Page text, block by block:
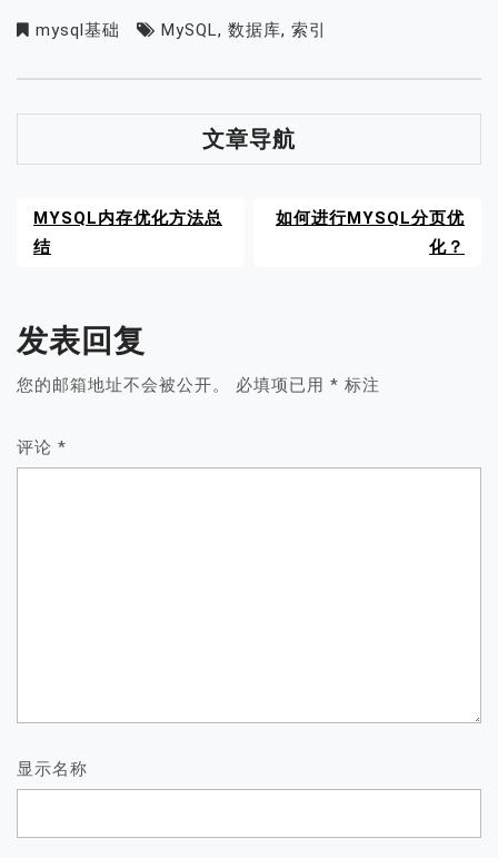
mysql基础 MySQL, 数据库, 索引
文章导航
MYSQL内存优化方法总
结
如何进行MYSQL分页优
化？
发表回复
您的邮箱地址不会被公开。 必填项已用 * 标注
评论 *
显示名称